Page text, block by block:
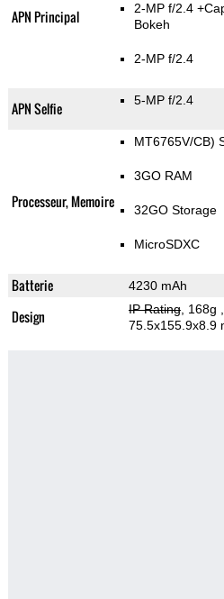
APN Principal 2-MP f/2.4
Bokeh
2-MP f/2.4
APN Selfie 5-MP f/2.4
Processeur, Memoire
MT6765V/CB)
3GO RAM
32GO Storage
MicroSDXC
Batterie 4230 mAh
Design IP Rating, 168g
75.5x155.9x8.9